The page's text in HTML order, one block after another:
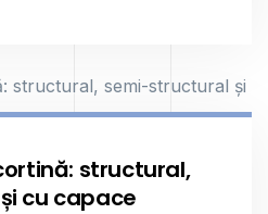
structural,
cu capace